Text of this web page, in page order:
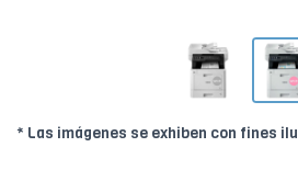
* Las imágenes se exhiben con fines